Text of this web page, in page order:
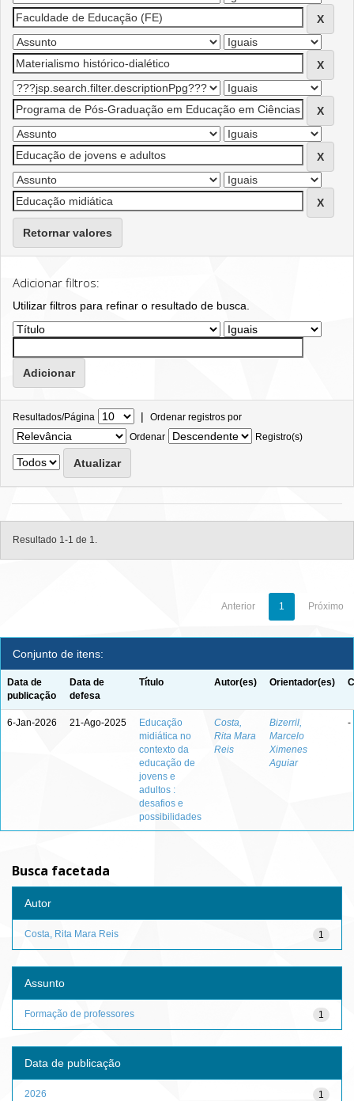
Retornar valores
Adicionar filtros:
Utilizar filtros para refinar o resultado de busca.
Resultados/Página | Ordenar registros por
Ordenar
Registro(s)
Resultado 1-1 de 1.
Anterior 1 Próximo
Conjunto de itens:
Data de
publicação
Data de
defesa
Título Autor(es) Orientador(es)
6-Jan-2026 21-Ago-2025
Educação
midiática no
contexto da
educação de
jovens e
adultos :
desafios e
possibilidades
Costa,
Rita Mara
Reis
Bizerril,
Marcelo
Ximenes
Aguiar
-
Busca facetada
Autor
1
Costa, Rita Mara Reis
Assunto
1
Formação de professores
Data de publicação
1
2026